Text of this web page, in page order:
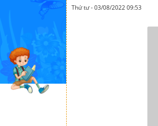
Thứ tư - 03/08/2022 09:53